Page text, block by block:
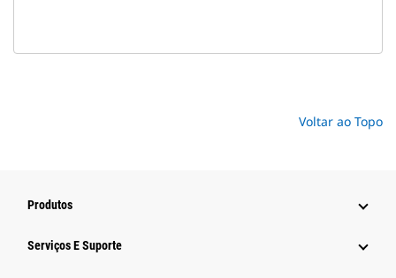
Voltar ao Topo
Produtos
Serviços E Suporte